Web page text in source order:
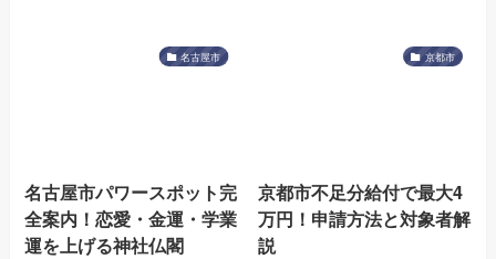
名古屋市
名古屋市パワースポット完
全案内！恋愛・金運・学業
運を上げる神社仏閣
京都市
京都市不足分給付で最大4
万円！申請方法と対象者解
説